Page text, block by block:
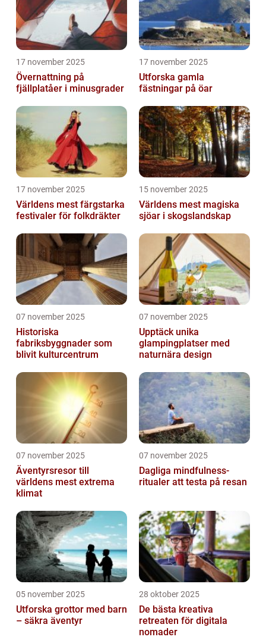
17 november 2025
Övernattning på
fjällplatåer i minusgrader
17 november 2025
Utforska gamla
fästningar på öar
17 november 2025
Världens mest färgstarka
festivaler för folkdräkter
15 november 2025
Världens mest magiska
sjöar i skogslandskap
07 november 2025
Historiska
fabriksbyggnader som
blivit kulturcentrum
07 november 2025
Upptäck unika
glampingplatser med
naturnära design
07 november 2025
Äventyrsresor till
världens mest extrema
klimat
07 november 2025
Dagliga mindfulness-
ritualer att testa på resan
05 november 2025
Utforska grottor med barn
– säkra äventyr
28 oktober 2025
De bästa kreativa
retreaten för digitala
nomader